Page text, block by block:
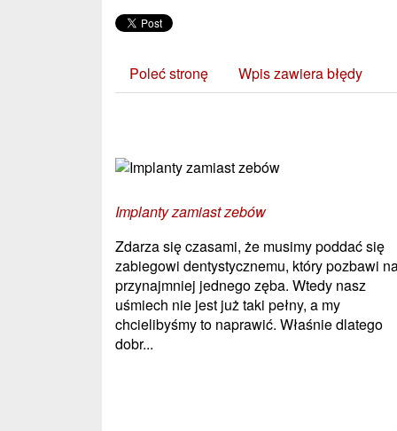
Poleć stronę Wpis zawiera błędy
Implanty zamiast zebów
Zdarza się czasami, że musimy poddać się
zabiegowi dentystycznemu, który pozbawi
przynajmniej jednego zęba. Wtedy nasz
uśmiech nie jest już taki pełny, a my
chcielibyśmy to naprawić. Właśnie dlatego
dobr...